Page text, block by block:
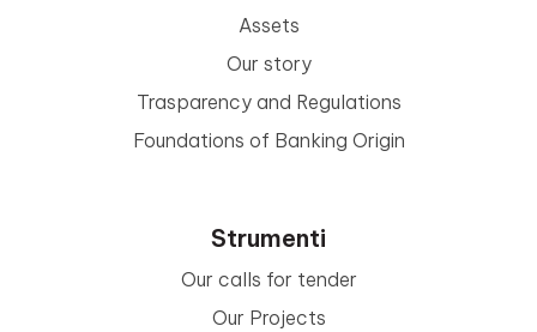
Assets
Our story
Trasparency and Regulations
Foundations of Banking Origin
Strumenti
Our calls for tender
Our Projects